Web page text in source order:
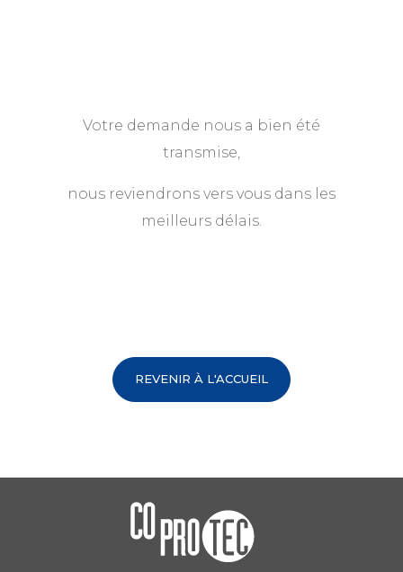
Votre demande nous a bien été
transmise,
nous reviendrons vers vous dans les
meilleurs délais.
REVENIR À L'ACCUEIL